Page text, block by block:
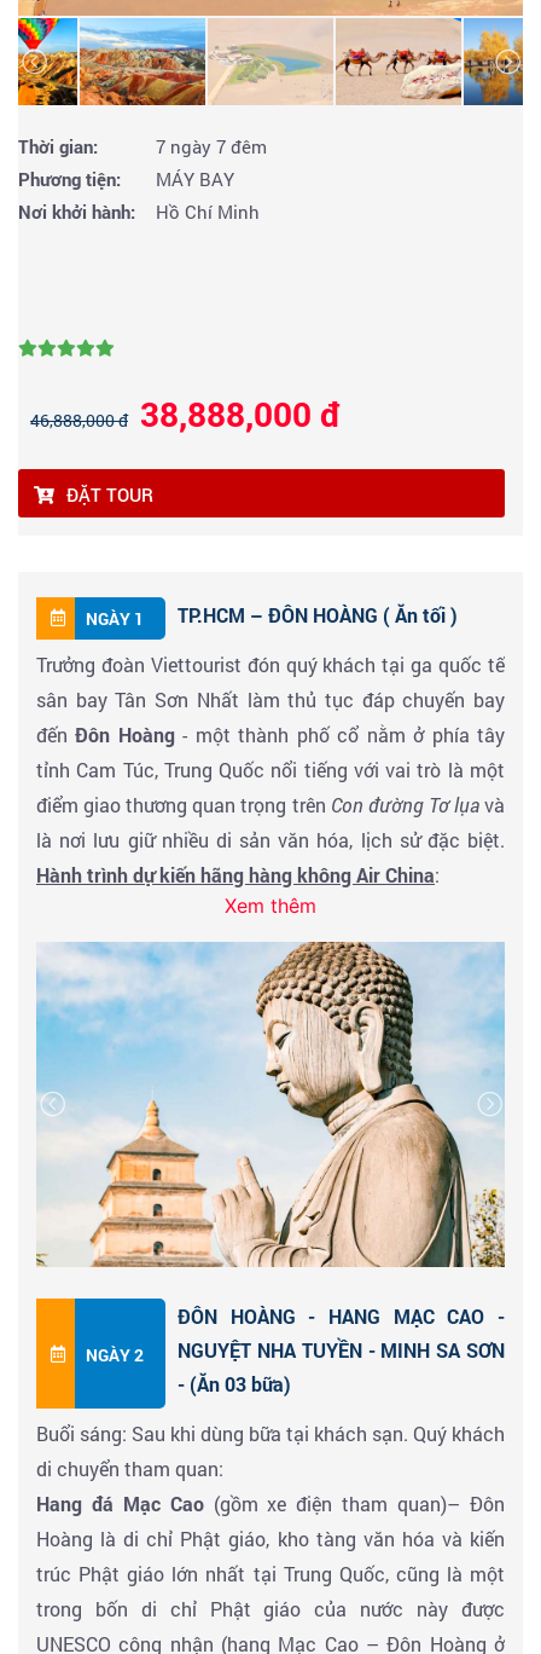
Thời gian:
7 ngày 7 đêm
Phương tiện:
MÁY BAY
Nơi khởi hành:
Hồ Chí Minh
46,888,000 đ 38,888,000 đ
ĐẶT TOUR
NGÀY 1
TP.HCM – ĐÔN HOÀNG ( Ăn tối )
Trưởng đoàn Viettourist đón quý khách tại ga quốc tế
sân bay Tân Sơn Nhất làm thủ tục đáp chuyến bay
đếnĐôn Hoàng- một thành phố cổ nằm ở phía tây
tỉnh Cam Túc, Trung Quốc nổi tiếng với vai trò là một
điểm giao thương quan trọng trên Con đường Tơ lụavà
là nơi lưu giữ nhiều di sản văn hóa, lịch sử đặc biệt.
Hành trình dự kiến hãng hàng không Air China:
Hồ Chí Minh – Đôn Hoàng: CA904 SGN PEK 05:10 –
11:10 | CA1287 PEK DNH 16:55 – 20:35
Tây An – Hồ Chí Minh: CZ3794 XIY - SZX 18:05 - 20:55
| CZ8473 SZX - SGN 22:55 - 01:25+1
Đến nơi - Xe và Hướng dẫn viên địa phương đưa đoàn
dùng bữa tối tại nhà hàng. Nhận phòng khách sạn
nghỉ ngơi tạiĐôn Hoàng.
Xem thêm
NGÀY 2
ĐÔN HOÀNG - HANG MẠC CAO -
NGUYỆT NHA TUYỀN - MINH SA SƠN
- (Ăn 03 bữa)
Buổi sáng: Sau khi dùng bữa tại khách sạn. Quý khách
di chuyển tham quan:
Hang đá Mạc Cao(gồm xe điện tham quan)– Đôn
Hoàng là di chỉ Phật giáo, kho tàng văn hóa và kiến
trúc Phật giáo lớn nhất tại Trung Quốc, cũng là một
trong bốn di chỉ Phật giáo của nước này được
UNESCO công nhận (hang Mạc Cao – Đôn Hoàng ở